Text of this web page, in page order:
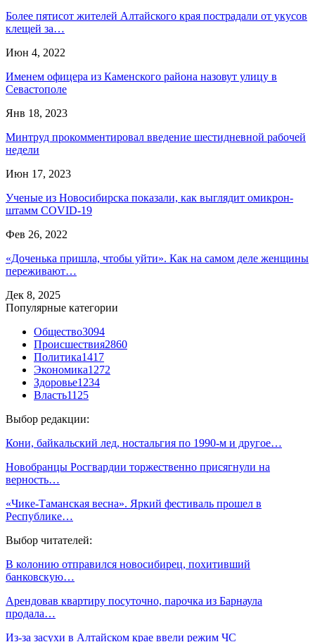
Более пятисот жителей Алтайского края пострадали от укусов
клещей за…
Июн 4, 2022
Именем офицера из Каменского района назовут улицу в
Севастополе
Янв 18, 2023
Минтруд прокомментировал введение шестидневной рабочей
недели
Июн 17, 2023
Ученые из Новосибирска показали, как выглядит омикрон-
штамм COVID-19
Фев 26, 2022
«Доченька пришла, чтобы уйти». Как на самом деле женщины
переживают…
Дек 8, 2025
Популярные категории
Общество3094
Происшествия2860
Политика1417
Экономика1272
Здоровье1234
Власть1125
Выбор редакции:
Кони, байкальский лед, ностальгия по 1990-м и другое…
Новобранцы Росгвардии торжественно присягнули на
верность…
«Чике-Таманская весна». Яркий фестиваль прошел в
Республике…
Выбор читателей:
В колонию отправился новосибирец, похитивший
банковскую…
Арендовав квартиру посуточно, парочка из Барнаула
продала…
Из-за засухи в Алтайском крае ввели режим ЧС